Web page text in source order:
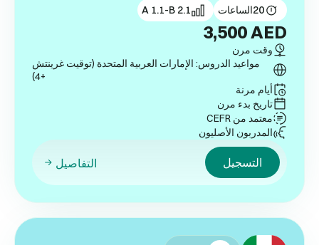
20الساعات A 1.1-B 2.1
3,500AED
وقت مرن
مواعيد الدروس: الإمارات العربية المتحدة (توقيت غرينتش
+4)
أيام مرنة
تاريخ بدء مرن
معتمد من CEFR
المدربون الأصليون
التسجيل التفاصيل